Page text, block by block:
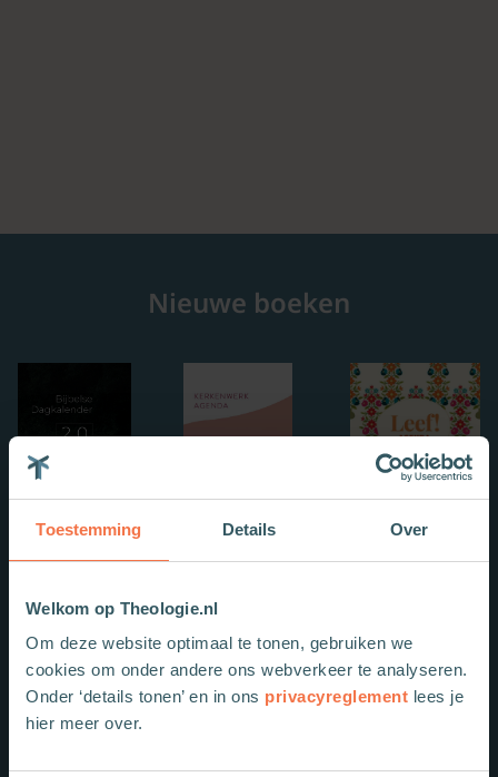
Toestemming Details Over
Welkom op Theologie.nl
Om deze website optimaal te tonen, gebruiken we
cookies om onder andere ons webverkeer te analyseren.
Onder ‘details tonen’ en in ons privacyreglement lees je
hier meer over.
Nieuwe boeken